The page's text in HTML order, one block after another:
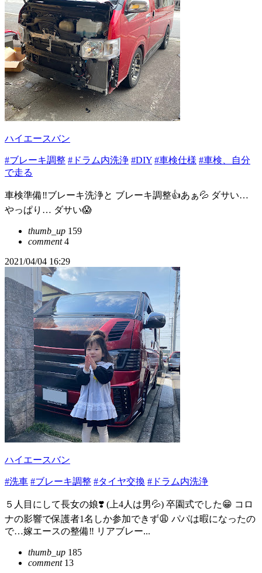
ハイエースバン
#ブレーキ調整 #ドラム内洗浄 #DIY #車検仕様 #車検、自分
で走る
車検準備‼️ブレーキ洗浄と ブレーキ調整👍あぁ💦 ダサい…
やっぱり… ダサい😱
thumb_up 159
comment4
2021/04/04 16:29
ハイエースバン
#洗車 #ブレーキ調整 #タイヤ交換 #ドラム内洗浄
５人目にして長女の娘❣️ (上4人は男💦) 卒園式でした😁 コロ
ナの影響で保護者1名しか参加できず😩 パパは暇になったの
で…嫁エースの整備‼️ リアブレー...
thumb_up 185
comment13